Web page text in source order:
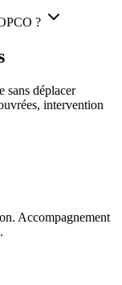
?
sans déplacer
intervention
Accompagnement